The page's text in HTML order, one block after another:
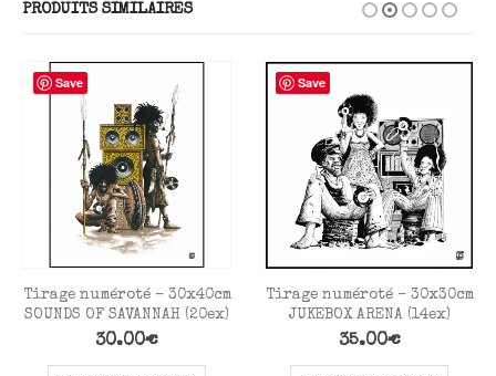
PRODUITS SIMILAIRES
Save
Tirage numéroté – 30x40cm
SOUNDS OF SAVANNAH (20ex)
30.00€
Save
Tirage numéroté – 30x30cm
JUKEBOX ARENA (14ex)
35.00€